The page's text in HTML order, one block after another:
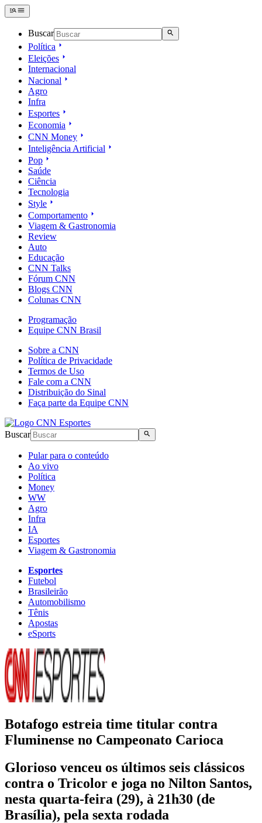
Buscar
Política
Eleições
Internacional
Nacional
Agro
Infra
Esportes
Economia
CNN Money
Inteligência Artificial
Pop
Saúde
Ciência
Tecnologia
Style
Comportamento
Viagem & Gastronomia
Review
Auto
Educação
CNN Talks
Fórum CNN
Blogs CNN
Colunas CNN
Programação
Equipe CNN Brasil
Sobre a CNN
Política de Privacidade
Termos de Uso
Fale com a CNN
Distribuição do Sinal
Faça parte da Equipe CNN
Buscar
Pular para o conteúdo
Ao vivo
Política
Money
WW
Agro
Infra
IA
Esportes
Viagem & Gastronomia
Esportes
Futebol
Brasileirão
Automobilismo
Tênis
Apostas
eSports
Botafogo estreia time titular contra
Fluminense no Campeonato Carioca
Glorioso venceu os últimos seis clássicos
contra o Tricolor e joga no Nilton Santos,
nesta quarta-feira (29), à 21h30 (de
Brasília), pela sexta rodada